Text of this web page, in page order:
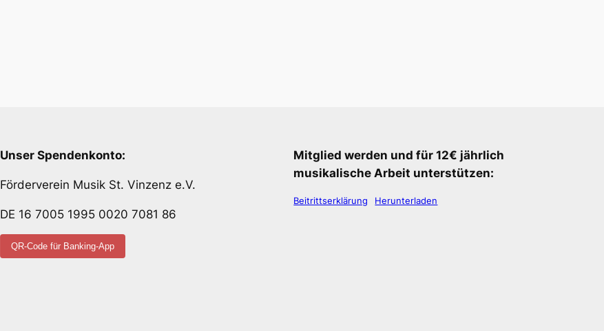
Unser Spendenkonto:
Förderverein Musik St. Vinzenz e.V.
DE 16 7005 1995 0020 7081 86
QR-Code für Banking-App
Mitglied werden und für 12€ jährlich
musikalische Arbeit unterstützen:
Beitrittserklärung Herunterladen